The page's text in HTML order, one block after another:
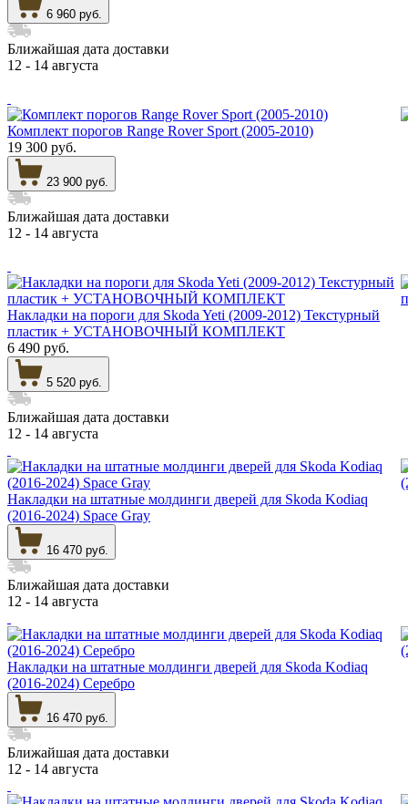
6 960 руб.
Ближайшая дата доставки
12 - 14 августа
Комплект порогов Range Rover Sport (2005-2010)
19 300 руб.
23 900 руб.
Ближайшая дата доставки
12 - 14 августа
Накладки на пороги для Skoda Yeti (2009-2012) Текстурный
пластик + УСТАНОВОЧНЫЙ КОМПЛЕКТ
6 490 руб.
5 520 руб.
Ближайшая дата доставки
12 - 14 августа
Накладки на штатные молдинги дверей для Skoda Kodiaq
(2016-2024) Space Gray
16 470 руб.
Ближайшая дата доставки
12 - 14 августа
Накладки на штатные молдинги дверей для Skoda Kodiaq
(2016-2024) Серебро
16 470 руб.
Ближайшая дата доставки
12 - 14 августа